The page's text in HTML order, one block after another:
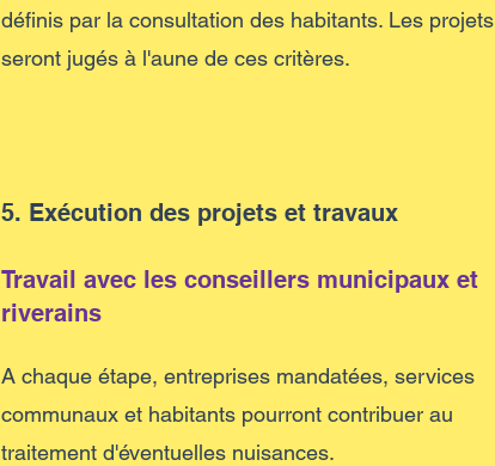
définis par la consultation des habitants. Les projets
seront jugés à l'aune de ces critères.
5. Exécution des projets et travaux
Travail avec les conseillers municipaux et
riverains
A chaque étape, entreprises mandatées, services
communaux et habitants pourront contribuer au
traitement d'éventuelles nuisances.